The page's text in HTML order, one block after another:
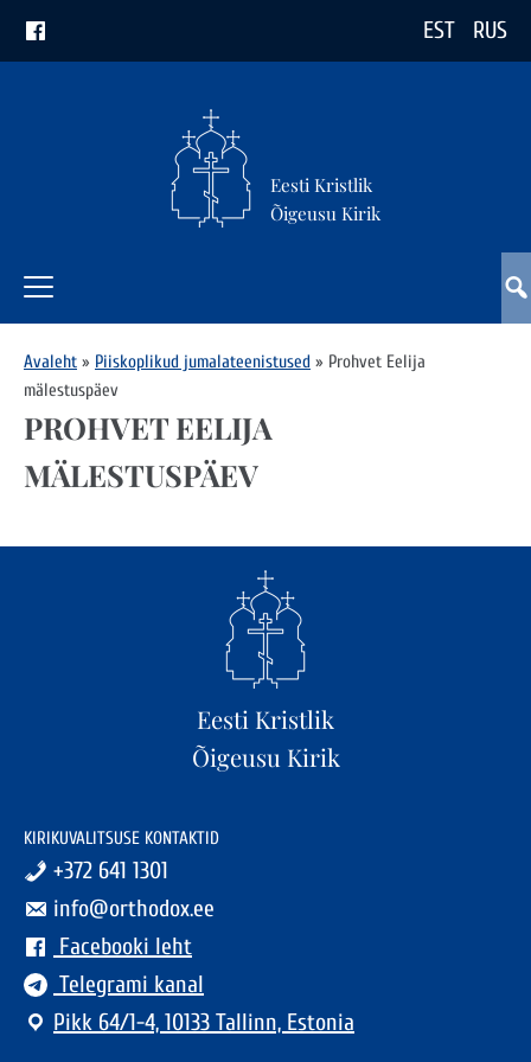
EST RUS
Eesti Kristlik
Õigeusu Kirik
Avaleht » Piiskoplikud jumalateenistused » Prohvet Eelija
mälestuspäev
PROHVET EELIJA
MÄLESTUSPÄEV
Eesti Kristlik
Õigeusu Kirik
KIRIKUVALITSUSE KONTAKTID
+372 641 1301
info@orthodox.ee
Facebooki leht
Telegrami kanal
Pikk 64/1-4, 10133 Tallinn, Estonia